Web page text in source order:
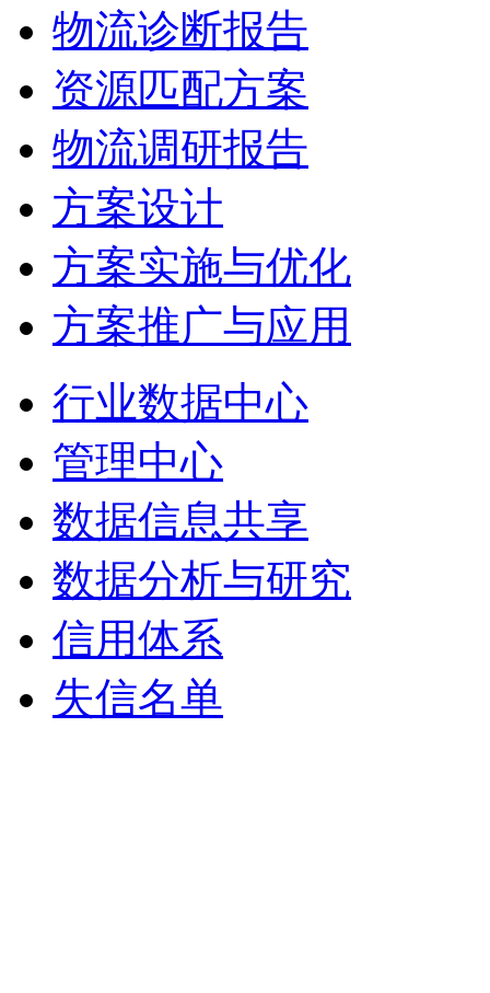
物流诊断报告
资源匹配方案
物流调研报告
方案设计
方案实施与优化
方案推广与应用
行业数据中心
管理中心
数据信息共享
数据分析与研究
信用体系
失信名单